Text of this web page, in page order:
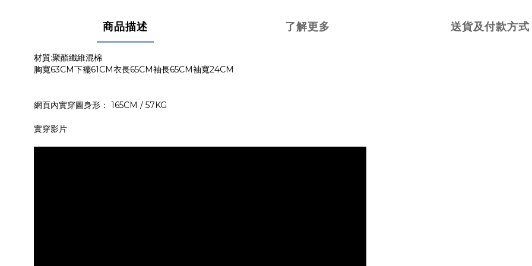
商品描述 了解更多 送貨及付款方式
材質:聚酯纖維混棉
胸寬63CM下襬61CM衣長65CM袖長65CM袖寬24CM
網頁內實穿圖身形： 165CM / 57KG
實穿影片